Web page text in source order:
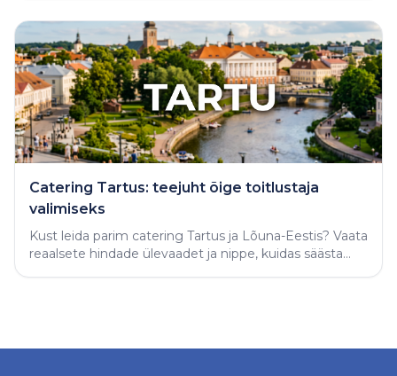
Catering Tartus: teejuht õige toitlustaja
valimiseks
Kust leida parim catering Tartus ja Lõuna-Eestis? Vaata
reaalsete hindade ülevaadet ja nippe, kuidas säästa